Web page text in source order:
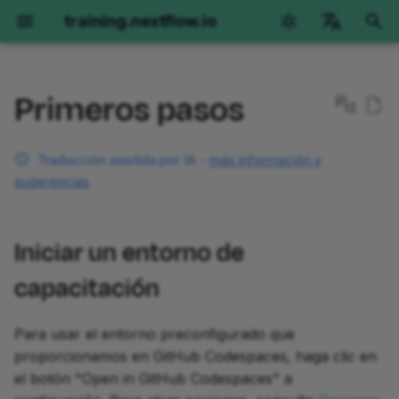
training.nextflow.io
español
português
Türkçe
i
i
n
Nextflow Run
Primeros pasos
Parte 2: Ejecutar pipelines
reales
Parte 3: Configuración de
ejecución
Hello Nextflow
Comenzando
Parte 2: Hello Channels
Parte 3: Hello Workflow
Parte 4: Hello Modules
Parte 5: Hello Containers
Hello nf-core
Primeros pasos
Parte 2: Reescribir Hello
para nf-core
Parte 3: Usar un módulo
nf-core
Nextflow para Ciencia
Genómica
Genómica
Primeros pasos
Parte 3: Llamado de
variantes conjunto en
cohorte
RNAseq
Primeros pasos
Parte 3: Implementación
con múltiples muestras
extremos pareados
Imaging
Imaging
Orientación
Parte 3: Organización de
entradas
Iniciar un entorno de
Conceptos básicos del
Requisitos de versión
Lista de verificación de
Desarrollo de Plugins
Parte 1: Conceptos Básicos
de Plugins
de Plugin
Parte 3: Funciones
Parte 4: Pruebas
Colecciones de
The Architect's Toolkit I
Obtener ayuda
Opciones de entorno
Opciones de entorno
GitHub Codespaces
Instalación manual
El pipeline Hello
Primeros pasos
Traducción asistida por IA - más información y
sugerencias
Iniciar un entorno de
capacitación
Para usar el entorno preconfigurado que
proporcionamos en GitHub Codespaces, haga clic en
el botón "Open in GitHub Codespaces" a